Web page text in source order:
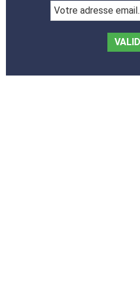
adresse